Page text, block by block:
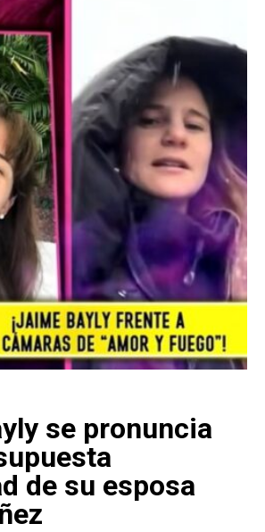
se pronuncia
de su esposa